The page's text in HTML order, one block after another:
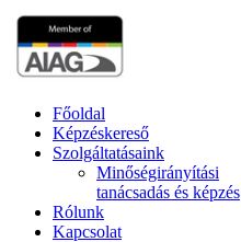
Főoldal
Képzéskereső
Szolgáltatásaink
Minőségirányítási
tanácsadás és képzés
Rólunk
Kapcsolat